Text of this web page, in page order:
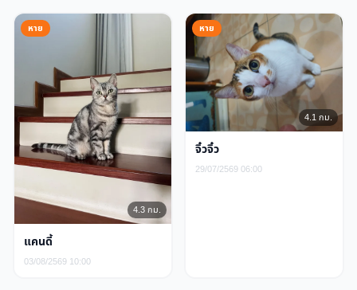
หาย
4.3 กม.
แคนดี้
03/08/2569 10:00
หาย
4.1 กม.
จิ๋วจิ๋ว
29/07/2569 06:00